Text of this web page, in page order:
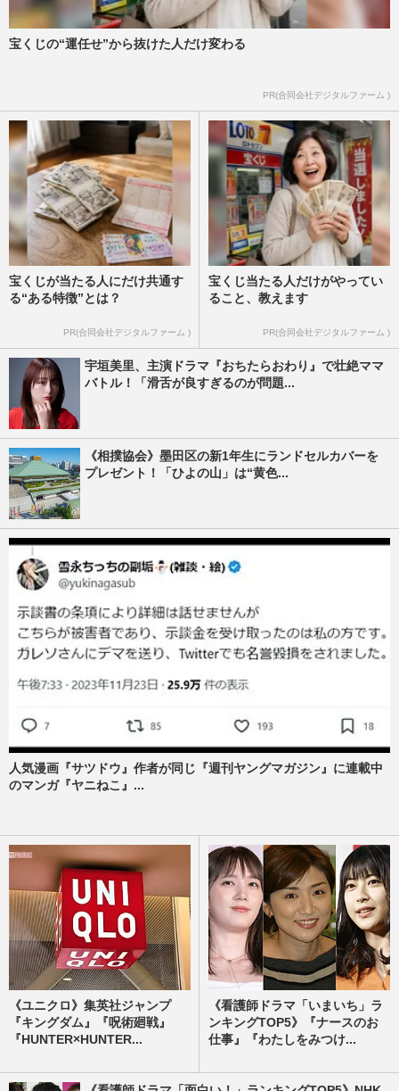
宝くじの“運任せ”から抜けた人だけ変わる
PR(合同会社デジタルファーム )
宝くじが当たる人にだけ共通す
る“ある特徴”とは？
PR(合同会社デジタルファーム )
宝くじ当たる人だけがやってい
ること、教えます
PR(合同会社デジタルファーム )
宇垣美里、主演ドラマ『おちたらおわり』で壮絶ママ
バトル！「滑舌が良すぎるのが問題...
《相撲協会》墨田区の新1年生にランドセルカバーを
プレゼント！「ひよの山」は“黄色...
人気漫画『サツドウ』作者が同じ『週刊ヤングマガジン』に連載中
のマンガ『ヤニねこ』...
《ユニクロ》集英社ジャンプ
『キングダム』『呪術廻戦』
『HUNTER×HUNTER...
《看護師ドラマ「いまいち」ラ
ンキングTOP5》『ナースのお
仕事』『わたしをみつけ...